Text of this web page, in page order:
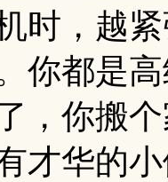
时，越
你都是
，你搬
才华的